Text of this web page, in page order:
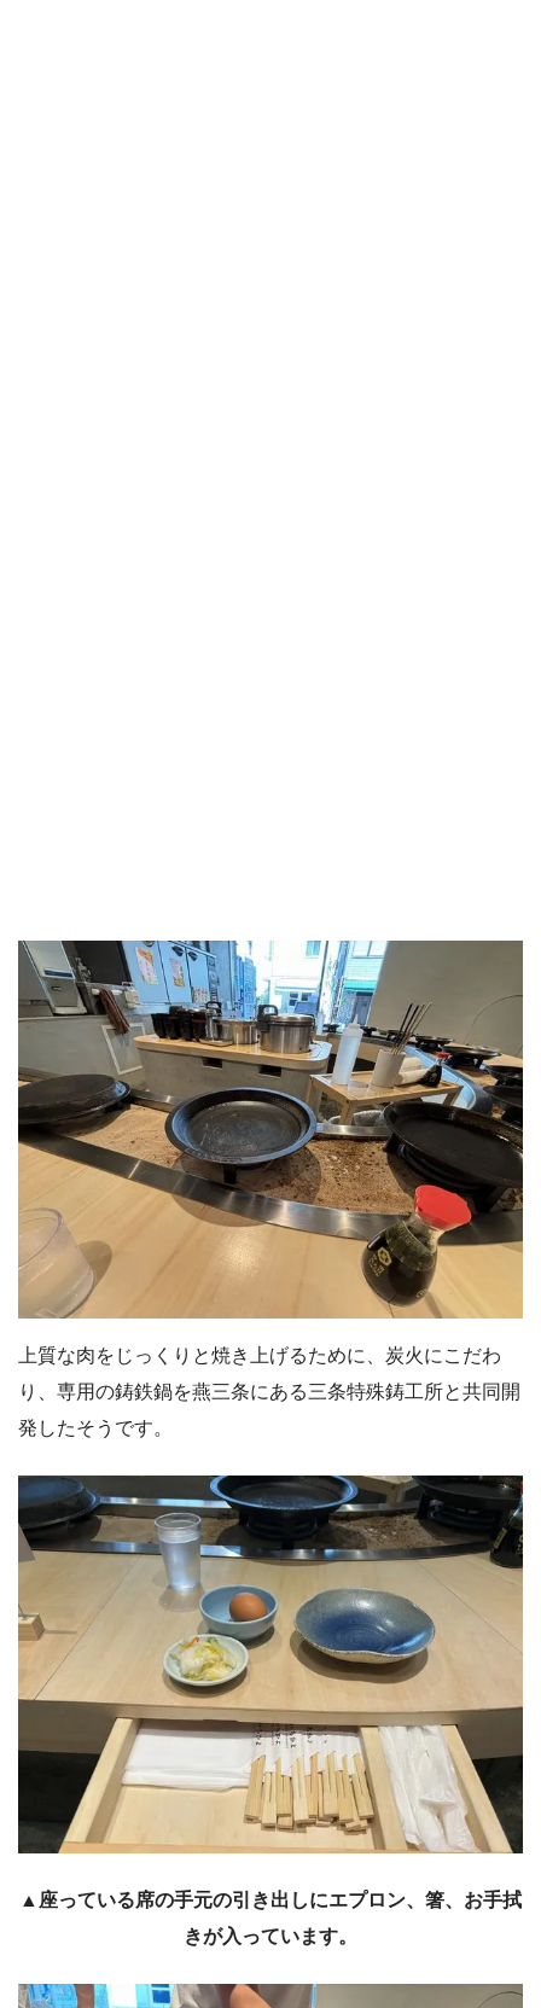
上質な肉をじっくりと焼き上げるために、炭火にこだわ
り、専用の鋳鉄鍋を燕三条にある三条特殊鋳工所と共同開
発したそうです。
▲座っている席の手元の引き出しにエプロン、箸、お手拭
きが入っています。